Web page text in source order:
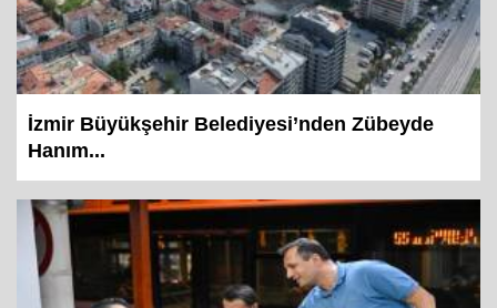
İzmir Büyükşehir Belediyesi’nden Zübeyde
Hanım...